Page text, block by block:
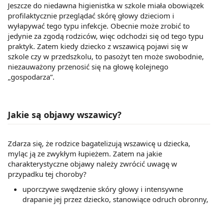
Jeszcze do niedawna higienistka w szkole miała obowiązek
profilaktycznie przeglądać skórę głowy dzieciom i
wyłapywać tego typu infekcje. Obecnie może zrobić to
jedynie za zgodą rodziców, więc odchodzi się od tego typu
praktyk. Zatem kiedy dziecko z wszawicą pojawi się w
szkole czy w przedszkolu, to pasożyt ten może swobodnie,
niezauważony przenosić się na głowę kolejnego
„gospodarza”.
Jakie są objawy wszawicy?
Zdarza się, że rodzice bagatelizują wszawicę u dziecka,
myląc ją ze zwykłym łupieżem. Zatem na jakie
charakterystyczne objawy należy zwrócić uwagę w
przypadku tej choroby?
uporczywe swędzenie skóry głowy i intensywne
drapanie jej przez dziecko, stanowiące odruch obronny,